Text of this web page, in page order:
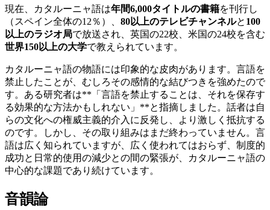
現在、カタルーニャ語は年間6,000タイトルの書籍を刊行し
（スペイン全体の12％）、 80以上のテレビチャンネルと 100
以上のラジオ局で放送され、英国の22校、米国の24校を含む
世界150以上の大学で教えられています。
カタルーニャ語の物語には印象的な皮肉があります。言語を
禁止したことが、むしろその感情的な結びつきを強めたので
す。ある研究者は**「言語を禁止することは、それを保存す
る効果的な方法かもしれない」**と指摘しました。話者は自
らの文化への権威主義的介入に反発し、より激しく抵抗する
のです。しかし、その取り組みはまだ終わっていません。言
語は広く知られていますが、広く使われてはおらず、制度的
成功と日常的使用の減少との間の緊張が、カタルーニャ語の
中心的な課題であり続けています。
音韻論